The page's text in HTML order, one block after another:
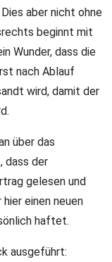
aber nicht ohne
beginnt mit
Wunder, dass die
nach Ablauf
wird, damit der
über das
dass der
gelesen und
einen neuen
haftet.
ausgeführt: